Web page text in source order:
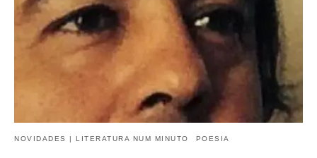
NOVIDADES | LITERATURA NUM MINUTO POESIA